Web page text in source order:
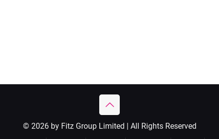
© 2026 by Fitz Group Limited | All Rights Reserved